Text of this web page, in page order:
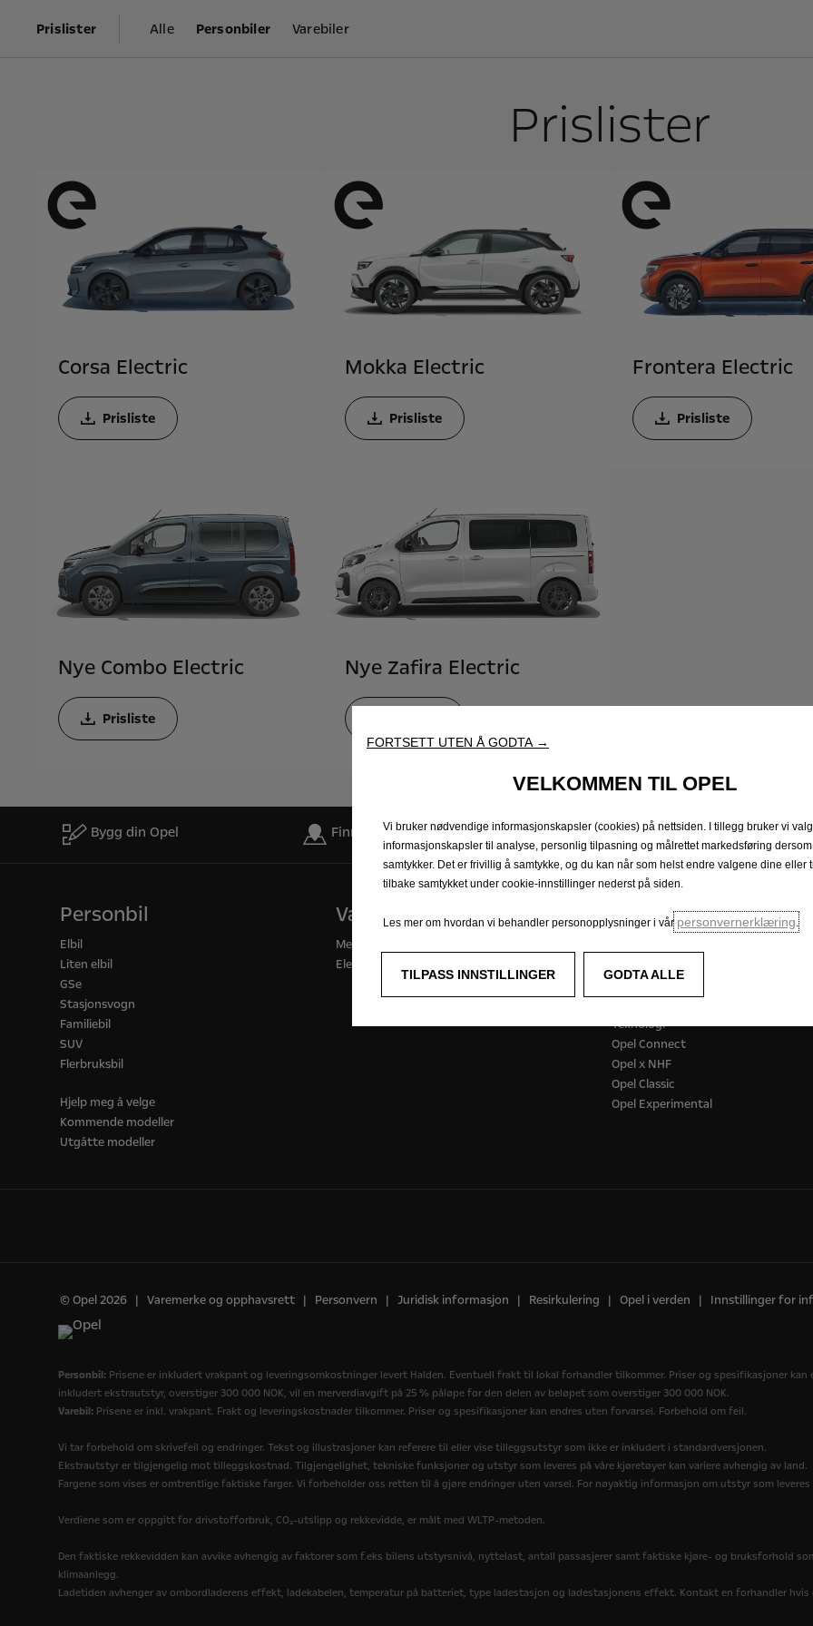
Prislister Alle Personbiler Varebiler
Prislister
Corsa Electric
Prisliste
Mokka Electric
Prisliste
Frontera Electric
Prisliste
Nye Combo Electric
Prisliste
Nye Zafira Electric
Bygg din Opel Finn forhandler Be om tilbud
Personbil
Elbil
Liten elbil
GSe
Stasjonsvogn
Familiebil
SUV
Flerbruksbil
Hjelp meg å velge
Kommende modeller
Utgåtte modeller
Varebil
Mer om varebiler
Elektriske varebiler
Opplev Opel
Konseptbiler
Teknologi
Opel Connect
Opel x NHF
Opel Classic
Opel Experimental
© Opel 2026 Varemerke og opphavsrett Personvern Juridisk informasjon Resirkulering Opel i verden Innstillinger for
Personbil: Prisene er inkludert vrakpant og leveringsomkostninger levert Halden. Eventuell frakt til lokal forhandler tilkommer. Priser og spesifikasjoner
inkludert ekstrautstyr, overstiger 300 000 NOK, vil en merverdiavgift på 25 % påløpe for den delen av beløpet som overstiger 300 000 NOK.
Varebil: Prisene er inkl. vrakpant. Frakt og leveringskostnader tilkommer. Priser og spesifikasjoner kan endres uten forvarsel. Forbehold om feil.
Vi tar forbehold om skrivefeil og endringer. Tekst og illustrasjoner kan referere til eller vise tilleggsutstyr som ikke er inkludert i standardversjonen.
Ekstrautstyr er tilgjengelig mot tilleggskostnad. Tilgjengelighet, tekniske funksjoner og utstyr som leveres på våre kjøretøyer kan variere avhengig av land.
Fargene som vises er omtrentlige faktiske farger. Vi forbeholder oss retten til å gjøre endringer uten varsel. For nøyaktig informasjon om utstyr som
Verdiene som er oppgitt for drivstofforbruk, CO₂-utslipp og rekkevidde, er målt med WLTP-metoden.
Den faktiske rekkevidden kan avvike avhengig av faktorer som f.eks bilens utstyrsnivå, nyttelast, antall passasjerer samt faktiske kjøre- og bruksforhold
klimaanlegg.
Ladetiden avhenger av ombordladerens effekt, ladekabelen, temperatur på batteriet, type ladestasjon og ladestasjonens effekt. Kontakt en forhandler hvis
FORTSETT UTEN Å GODTA →
VELKOMMEN TIL OPEL
Vi bruker nødvendige informasjonskapsler (cookies) på nettsiden. I tillegg bruker vi
informasjonskapsler til analyse, personlig tilpasning og målrettet markedsføring
samtykker. Det er frivillig å samtykke, og du kan når som helst endre valgene dine eller
tilbake samtykket under cookie-innstillinger nederst på siden.
Les mer om hvordan vi behandler personopplysninger i vår personvernerklæring.
TILPASS INNSTILLINGER GODTA ALLE